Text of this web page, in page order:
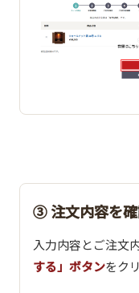
③ 注文内容を
入力内容とご注文
する」ボタンをク